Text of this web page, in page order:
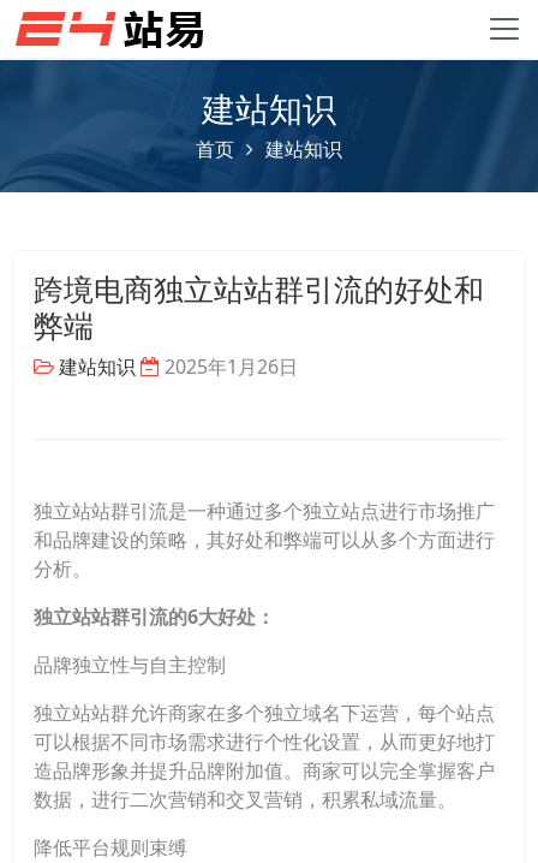
建站知识
首页 建站知识
跨境电商独立站站群引流的好处和
弊端
建站知识 2025年1月26日
独立站站群引流是一种通过多个独立站点进行市场推广
和品牌建设的策略，其好处和弊端可以从多个方面进行
分析。
独立站站群引流的6大好处：
品牌独立性与自主控制
独立站站群允许商家在多个独立域名下运营，每个站点
可以根据不同市场需求进行个性化设置，从而更好地打
造品牌形象并提升品牌附加值。商家可以完全掌握客户
数据，进行二次营销和交叉营销，积累私域流量。
降低平台规则束缚